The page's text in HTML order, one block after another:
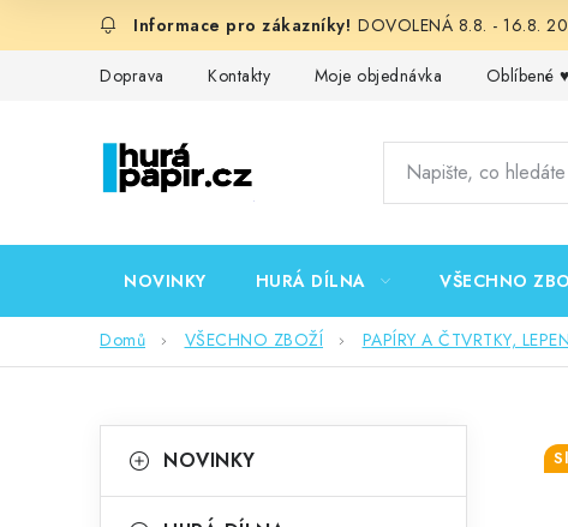
DOVOLENÁ 8.8. - 16.8.
Doprava Kontakty Moje objednávka Oblíbené ♥️
NOVINKY HURÁ DÍLNA VŠECHNO
Domů VŠECHNO ZBOŽÍ PAPÍRY A ČTVRTKY,
okategorie
a
NOVINKY